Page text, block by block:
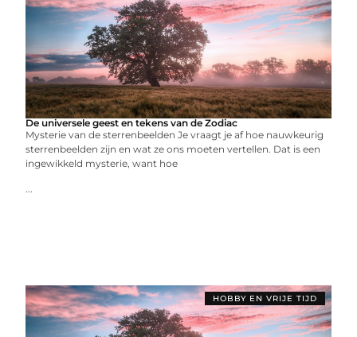
De universele geest en tekens van de Zodiac
Mysterie van de sterrenbeelden Je vraagt je af hoe nauwkeurig
sterrenbeelden zijn en wat ze ons moeten vertellen. Dat is een
ingewikkeld mysterie, want hoe
...
HOBBY EN VRIJE TIJD